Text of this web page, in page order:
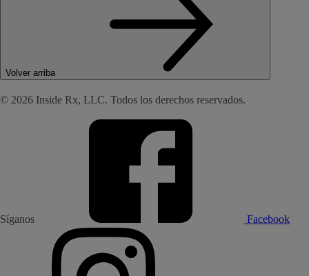
Volver arriba
© 2026 Inside Rx, LLC. Todos los derechos reservados.
Síganos Facebook